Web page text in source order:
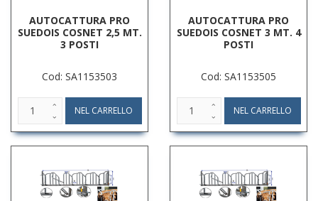
AUTOCATTURA PRO
SUEDOIS COSNET 2,5 MT.
3 POSTI
Cod: SA1153503
AUTOCATTURA PRO
SUEDOIS COSNET 3 MT. 4
POSTI
Cod: SA1153505